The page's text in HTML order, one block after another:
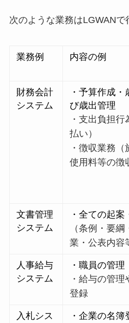
次のような業務はLGWANで
業務例 内容の例
財務会計
システム
・予算作成・
び歳出管理
・支出負担行
払い）
・徴収業務（
使用料等の徴
文書管理
システム
・全ての起案
（条例・要綱
業・公表内容
人事給与
システム
・職員の管理
・給与の管理
登録
入札シス
・企業の名簿